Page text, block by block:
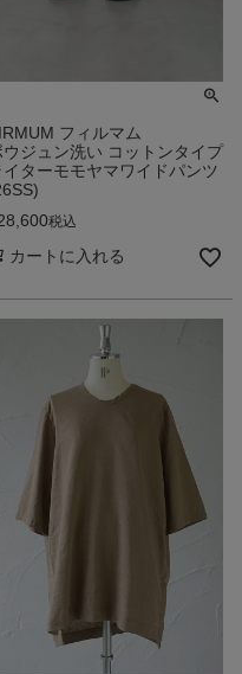
フィルマム
ウジュン洗い コットンタイプ
イターモモヤマワイドパンツ
税込
カートに入れる